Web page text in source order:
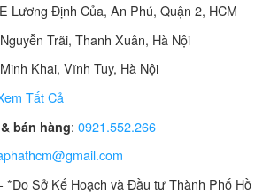
Lương Định Của, An Phú, Quận 2, HCM
Trãi, Thanh Xuân, Hà Nội
Khai, Vĩnh Tuy, Hà Nội
Tất Cả
bán hàng: 0921.552.266
*Do Sở Kế Hoạch và Đầu tư Thành Phố Hồ